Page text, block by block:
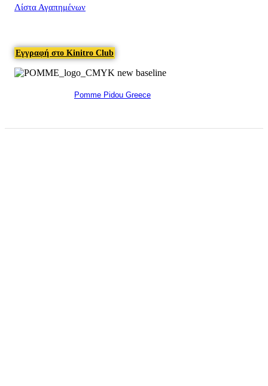
Λίστα Αγαπημένων
Εγγραφή στο Kinitro Club
Pomme Pidou Greece